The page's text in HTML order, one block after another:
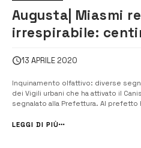
Augusta| Miasmi
irrespirabile:
13 APRILE 2020
Inquinamento olfattivo: diverse
dei Vigili urbani che ha attivato il
segnalato alla Prefettura. Al
capogruppo del centrosinistra
LEGGI DI PIÙ